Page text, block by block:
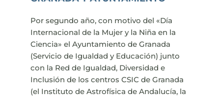
Por segundo año, con motivo del «Día
Internacional de la Mujer y la Niña en la
Ciencia» el Ayuntamiento de Granada
(Servicio de Igualdad y Educación) junto
con la Red de Igualdad, Diversidad e
Inclusión de los centros CSIC de Granada
(el Instituto de Astrofísica de Andalucía, la